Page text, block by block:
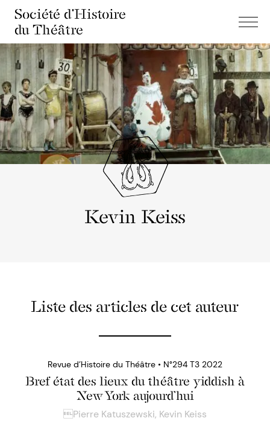
Société d'Histoire
du Théâtre
Kevin Keiss
Liste des articles de cet auteur
Revue d’Histoire du Théâtre • N°294 T3 2022
Bref état des lieux du théâtre yiddish à
New York aujourd’hui
Pierre Katuszewski, Kevin Keiss